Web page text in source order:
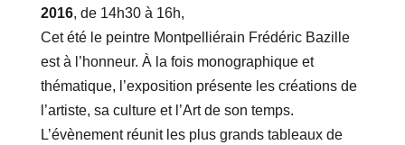
2016, de 14h30 à 16h,
Cet été le peintre Montpelliérain Frédéric Bazille
est à l’honneur. À la fois monographique et
thématique, l’exposition présente les créations de
l’artiste, sa culture et l’Art de son temps.
L’évènement réunit les plus grands tableaux de